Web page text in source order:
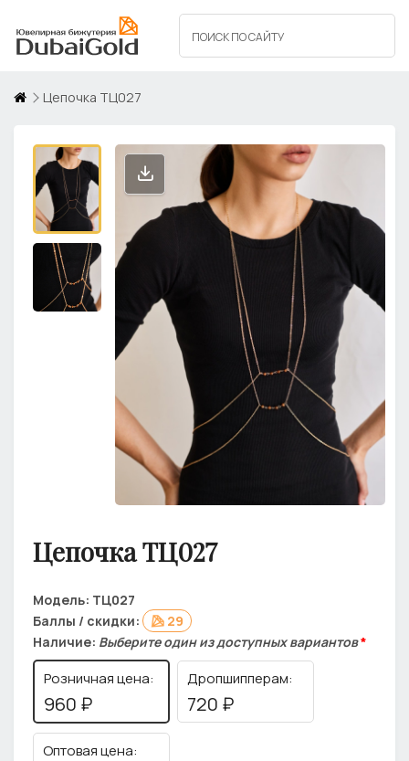
Цепочка ТЦ027
Цепочка ТЦ027
Модель: ТЦ027
Баллы / скидки:
29
Наличие: Выберите один из доступных вариантов*
Розничная цена:
960 ₽
Дропшипперам:
720 ₽
Оптовая цена: